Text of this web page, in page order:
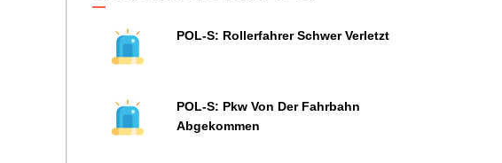
POL-S: Rollerfahrer Schwer Verletzt
POL-S: Pkw Von Der Fahrbahn
Abgekommen